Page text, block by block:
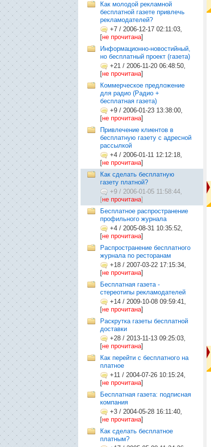
Как молодой рекламной
бесплатной газете привлечь
рекламодателей?
+7 / 2006-12-17 02:11:03,
[не прочитана]
Информационно-новостийный,
но бесплатный проект (газета)
+21 / 2006-11-20 06:48:50,
[не прочитана]
Коммерческое предложение
для радио (Радио +
бесплатная газета)
+9 / 2006-01-23 13:38:00,
[не прочитана]
Привлечение клиентов в
бесплатную газету с адресной
рассылкой
+4 / 2006-01-11 12:12:18,
[не прочитана]
Как сделать бесплатную
газету платной?
+9 / 2006-01-05 11:58:44,
[не прочитана]
Бесплатное распространение
профильного журнала
+4 / 2005-08-31 10:35:52,
[не прочитана]
Распространение бесплатного
журнала по ресторанам
+18 / 2007-03-22 17:15:34,
[не прочитана]
Бесплатная газета -
стереотипы рекламодателей
+14 / 2009-10-08 09:59:41,
[не прочитана]
Раскрутка газеты бесплатной
доставки
+28 / 2013-11-13 09:25:03,
[не прочитана]
Как перейти с бесплатного на
платное
+11 / 2004-07-26 10:15:24,
[не прочитана]
Бесплатная газета: подписная
компания
+3 / 2004-05-28 16:11:40,
[не прочитана]
Как сделать бесплатное
платным?